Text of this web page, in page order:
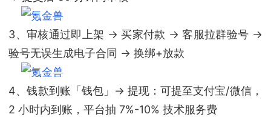
3、审核通过即上架 → 买家付款 → 客服拉群验号 →
验号无误生成电子合同 → 换绑+放款
4、钱款到账「钱包」→ 提现：可提至支付宝/微信，
2 小时内到账，平台抽 7%-10% 技术服务费